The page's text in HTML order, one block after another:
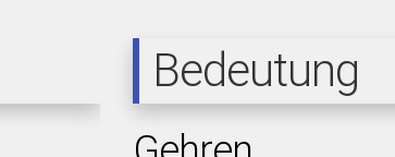
Bedeutung